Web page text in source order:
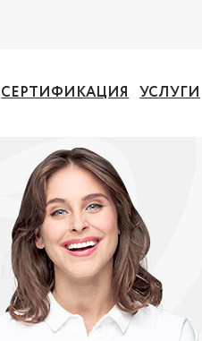
СЕРТИФИКАЦИЯ УСЛУГИ